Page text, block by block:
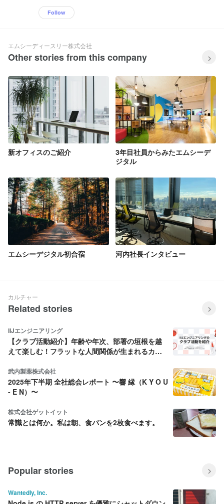
Follow
エムシーディースリー株式会社
Other stories from this company
新オフィスのご紹介
3年目社員からみたエムシーデ
ジタル
エムシーデジタル初合宿 河内社長インタビュー
カルチャー
Related stories
IIJエンジニアリング
【クラブ活動紹介】年齢や年次、部署の垣根を越
えて楽しむ！フラットな人間関係が生まれるカル
武内製薬株式会社
2025年下半期 全社総会レポート 〜響 縁（K Y O U
- E N）〜
株式会社ゲットイット
常識とは何か。私は朝、食パンを2枚食べます。
Popular stories
Wantedly, Inc.